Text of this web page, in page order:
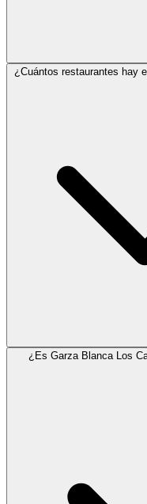
¿Cuántos restaurantes hay
¿Es Garza Blanca Los